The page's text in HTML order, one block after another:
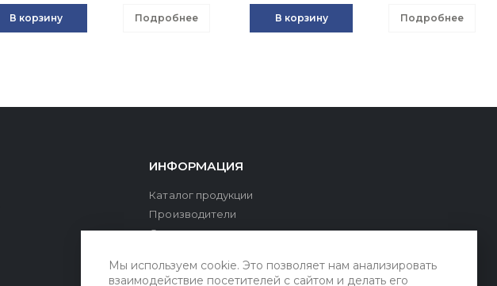
В корзину Подробнее В корзину Подробнее
ИНФОРМАЦИЯ
Каталог продукции
Производители
О компании
Сервис и поддержка
Мы используем cookie. Это позволяет нам анализировать
взаимодействие посетителей с сайтом и делать его